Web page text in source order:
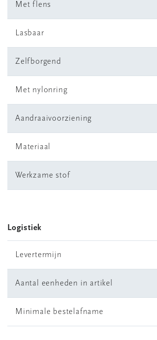
Met flens
Lasbaar
Zelfborgend
Met nylonring
Aandraaivoorziening
Materiaal
Werkzame stof
Logistiek
Levertermijn
Aantal eenheden in artikel
Minimale bestelafname